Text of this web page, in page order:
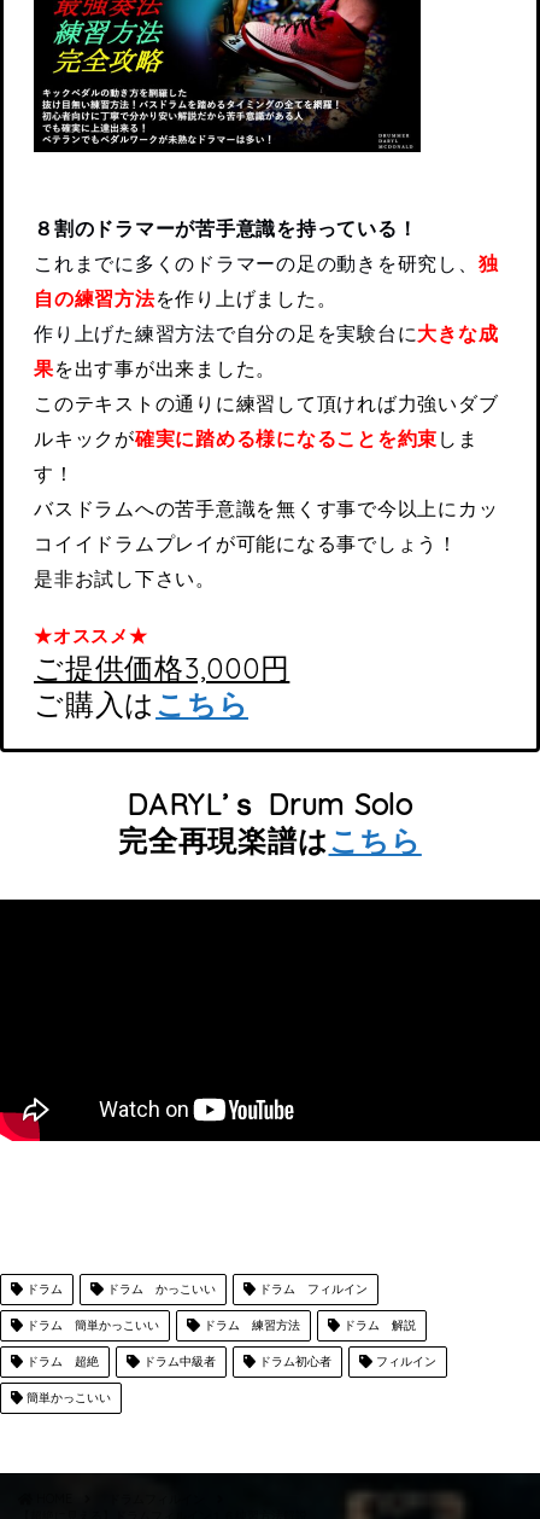
８割のドラマーが苦手意識を持っている！
これまでに多くのドラマーの足の動きを研究し、 独
自の練習方法を作り上げました。
作り上げた練習方法で自分の足を実験台に大きな成
果を出す事が出来ました。
このテキストの通りに練習して頂ければ力強いダブ
ルキックが確実に踏める様になることを約束 しま
す！
バスドラムへの苦手意識を無くす事で今以上にカッ
コイイドラムプレイが可能になる事でしょう！
是非お試し下さい。
★オススメ★
ご提供価格3,000円
ご購入は こちら
DARYL’ｓ Drum Solo
完全再現楽譜はこちら
ドラム ドラム かっこいい ドラム フィルイン
ドラム 簡単かっこいい ドラム 練習方法 ドラム 解説
ドラム 超絶 ドラム中級者 ドラム初心者 フィルイン
簡単かっこいい